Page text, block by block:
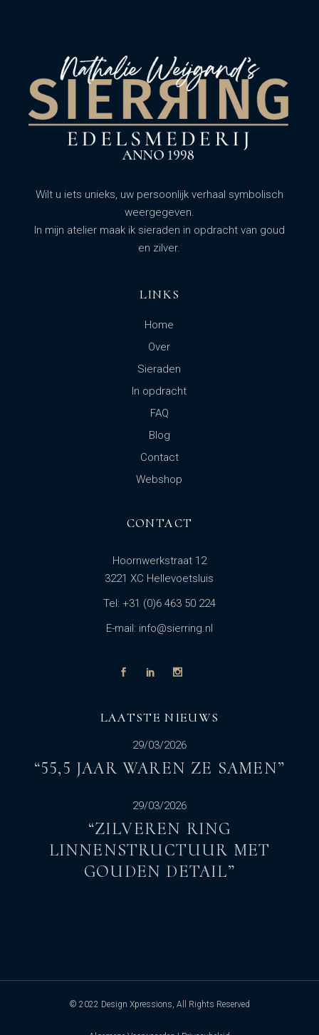
Wilt u iets unieks, uw persoonlijk verhaal symbolisch
weergegeven.
In mijn atelier maak ik sieraden in opdracht van goud
en zilver.
LINKS
Home
Over
Sieraden
In opdracht
FAQ
Blog
Contact
Webshop
CONTACT
Hoornwerkstraat 12
3221 XC Hellevoetsluis
Tel: +31 (0)6 463 50 224
E-mail: info@sierring.nl
LAATSTE NIEUWS
29/03/2026
“55,5 JAAR WAREN ZE SAMEN”
29/03/2026
“ZILVEREN RING
LINNENSTRUCTUUR MET
GOUDEN DETAIL”
© 2022 Design Xpressions, All Rights Reserved